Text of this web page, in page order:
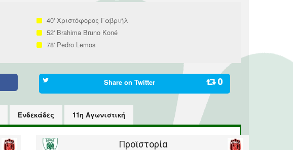
40' Χριστόφορος Γαβριήλ
52' Brahima Bruno Koné
78' Pedro Lemos
Share on Twitter 0
Ενδεκάδες 11η Αγωνιστική
Προϊστορία